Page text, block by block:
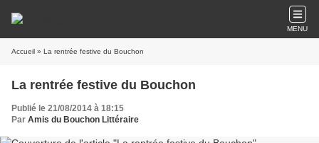
MENU
Accueil » La rentrée festive du Bouchon
La rentrée festive du Bouchon
Publié le 21/08/2014 à 18:15
Par Amis du Bouchon Littéraire